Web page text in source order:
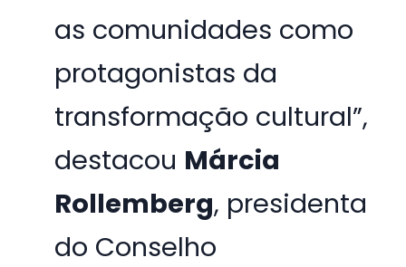
as comunidades como
protagonistas da
transformação cultural”,
destacou Márcia
Rollemberg, presidenta
do Conselho